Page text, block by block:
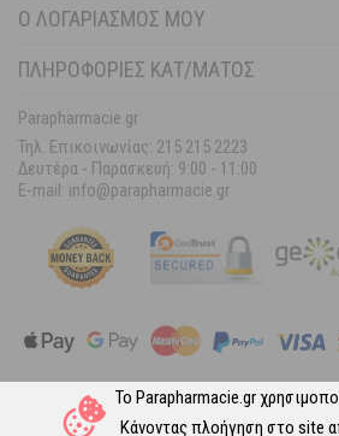
Το Parapharmacie.gr
Κάνοντας πλοήγηση στο site
Ο ΛΟΓΑΡΙΑΣΜΌΣ ΜΟΥ
ΠΛΗΡΟΦΟΡΙΕΣ ΚΑΤ/ΜΑΤΟΣ
Parapharmacie.gr
Τηλ. Επικοινωνίας: 215 215 2223
Δευτέρα - Παρασκευή: 9:00 - 11:00
E-mail: info@parapharmacie.gr
Ακολουθήστε μας στα Social